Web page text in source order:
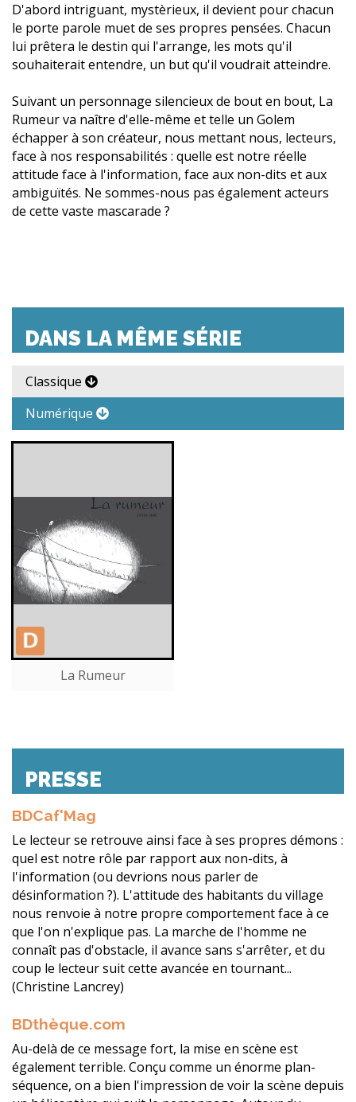
D'abord intriguant, mystèrieux, il devient pour chacun
le porte parole muet de ses propres pensées. Chacun
lui prêtera le destin qui l'arrange, les mots qu'il
souhaiterait entendre, un but qu'il voudrait atteindre.
Suivant un personnage silencieux de bout en bout, La
Rumeur va naître d'elle-même et telle un Golem
échapper à son créateur, nous mettant nous, lecteurs,
face à nos responsabilités : quelle est notre réelle
attitude face à l'information, face aux non-dits et aux
ambiguïtés. Ne sommes-nous pas également acteurs
de cette vaste mascarade ?
DANS LA MÊME SÉRIE
Classique
Numérique
La Rumeur
PRESSE
BDCaf'Mag
Le lecteur se retrouve ainsi face à ses propres démons :
quel est notre rôle par rapport aux non-dits, à
l'information (ou devrions nous parler de
désinformation ?). L'attitude des habitants du village
nous renvoie à notre propre comportement face à ce
que l'on n'explique pas. La marche de l'homme ne
connaît pas d'obstacle, il avance sans s'arrêter, et du
coup le lecteur suit cette avancée en tournant...
(Christine Lancrey)
BDthèque.com
Au-delà de ce message fort, la mise en scène est
également terrible. Conçu comme un énorme plan-
séquence, on a bien l'impression de voir la scène depuis